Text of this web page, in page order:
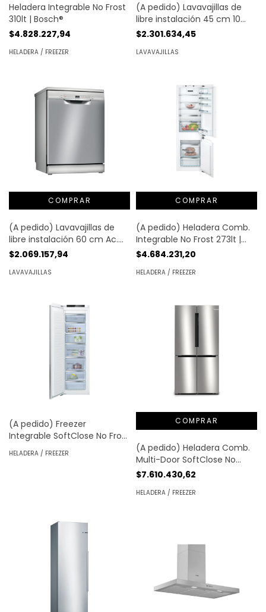
Heladera Integrable No Frost
310lt | Bosch®
$4.828.227,94
HELADERA / FREEZER
(A pedido) Lavavajillas de
libre instalación 45 cm 10
cub. | Bosch®
$2.301.634,45
LAVAVAJILLAS
(A pedido) Lavavajillas de
libre instalación 60 cm Ac.
Cepillado antihuellas 12 cub. |
$2.069.157,94
LAVAVAJILLAS
(A pedido) Heladera Comb.
Integrable No Frost 273lt |
Bosch®
$4.684.231,20
HELADERA / FREEZER
(A pedido) Freezer
Integrable SoftClose No Frost
222lt | Bosch®
HELADERA / FREEZER
(A pedido) Heladera Comb.
Multi-Door SoftClose No
Frost 605lt | Bosch®
$7.610.430,62
HELADERA / FREEZER